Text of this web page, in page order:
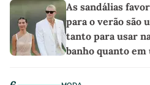
As sandálias
para o verão são
tanto para usar
banho quanto